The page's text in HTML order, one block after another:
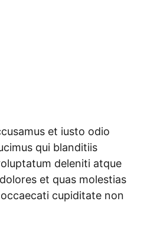
et iusto odio
qui blanditiis
deleniti atque
et quas molestias
cupiditate non